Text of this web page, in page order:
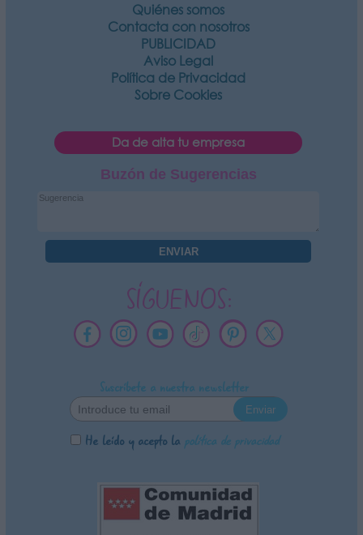
Quiénes somos
Contacta con nosotros
PUBLICIDAD
Aviso Legal
Política de Privacidad
Sobre Cookies
Da de alta tu empresa
Buzón de Sugerencias
SÍGUENOS:
Suscríbete a nuestra newsletter
He leído y acepto la política de privacidad